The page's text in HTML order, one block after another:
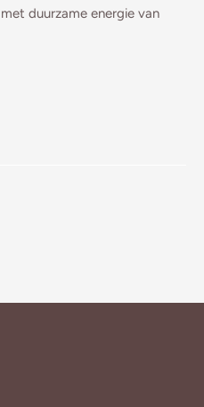
duurzame energie van